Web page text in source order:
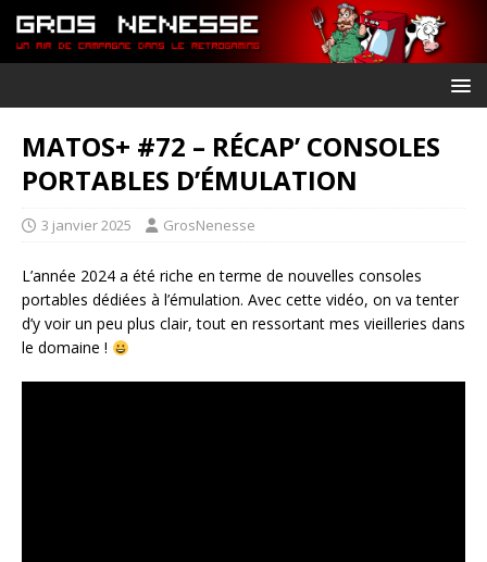
MATOS+ #72 – RÉCAP’ CONSOLES
PORTABLES D’ÉMULATION
3 janvier 2025 GrosNenesse
L’année 2024 a été riche en terme de nouvelles consoles
portables dédiées à l’émulation. Avec cette vidéo, on va tenter
d’y voir un peu plus clair, tout en ressortant mes vieilleries dans
le domaine !